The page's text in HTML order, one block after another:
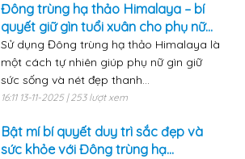
Đông trùng hạ thảo Himalaya – bí
quyết giữ gìn tuổi xuân cho phụ nữ...
Sử dụng Đông trùng hạ thảo Himalaya là
một cách tự nhiên giúp phụ nữ gìn giữ
sức sống và nét đẹp thanh...
16:11 13-11-2025 | 253 lượt xem
Bật mí bí quyết duy trì sắc đẹp và
sức khỏe với Đông trùng hạ...